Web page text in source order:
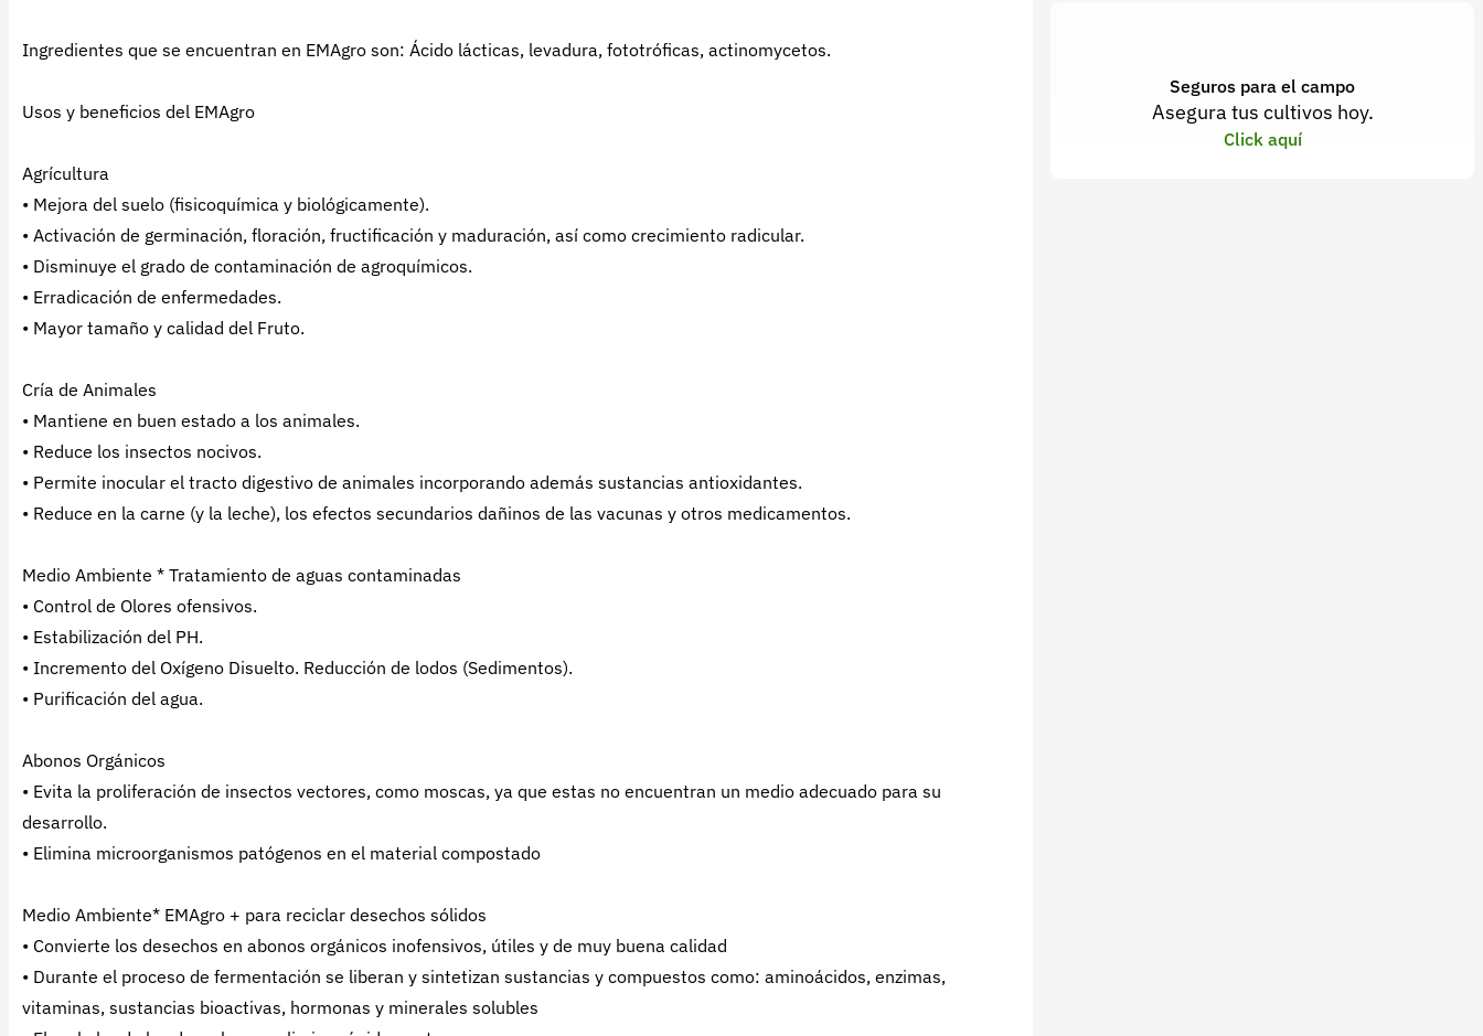
Ingredientes que se encuentran en EMAgro son: Ácido lácticas, levadura, fototróficas, actinomycetos.
Usos y beneficios del EMAgro
Agrícultura
• Mejora del suelo (fisicoquímica y biológicamente).
• Activación de germinación, floración, fructificación y maduración, así como crecimiento radicular.
• Disminuye el grado de contaminación de agroquímicos.
• Erradicación de enfermedades.
• Mayor tamaño y calidad del Fruto.
Cría de Animales
• Mantiene en buen estado a los animales.
• Reduce los insectos nocivos.
• Permite inocular el tracto digestivo de animales incorporando además sustancias antioxidantes.
• Reduce en la carne (y la leche), los efectos secundarios dañinos de las vacunas y otros medicamentos.
Medio Ambiente * Tratamiento de aguas contaminadas
• Control de Olores ofensivos.
• Estabilización del PH.
• Incremento del Oxígeno Disuelto. Reducción de lodos (Sedimentos).
• Purificación del agua.
Abonos Orgánicos
• Evita la proliferación de insectos vectores, como moscas, ya que estas no encuentran un medio adecuado para su
desarrollo.
• Elimina microorganismos patógenos en el material compostado
Medio Ambiente* EMAgro + para reciclar desechos sólidos
• Convierte los desechos en abonos orgánicos inofensivos, útiles y de muy buena calidad
• Durante el proceso de fermentación se liberan y sintetizan sustancias y compuestos como: aminoácidos, enzimas,
vitaminas, sustancias bioactivas, hormonas y minerales solubles
Seguros para el campo
Asegura tus cultivos hoy.
Click aquí